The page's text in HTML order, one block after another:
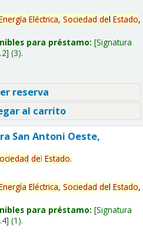
Eléctrica, Sociedad del Estado,
para préstamo: Signatura
(3).
reserva
al carrito
San Antoni Oeste,
del Estado.
Eléctrica, Sociedad del Estado,
para préstamo: Signatura
(1).